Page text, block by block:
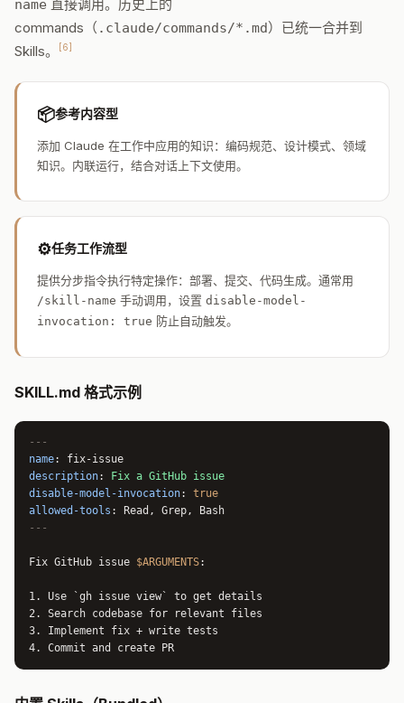
name 直接调用。历史上的
commands（ .claude/commands/*.md）已统一合并到
Skills。
[6]
📦参考内容型
添加 Claude 在工作中应用的知识：编码规范、设计模式、领域
知识。内联运行，结合对话上下文使用。
⚙任务工作流型
提供分步指令执行特定操作：部署、提交、代码生成。通常用
/skill-name 手动调用，设置 disable-model-
invocation: true 防止自动触发。
SKILL.md 格式示例
---
name: fix-issue
description: Fix a GitHub issue
disable-model-invocation: true
allowed-tools : Read, Grep, Bash
---
Fix GitHub issue $ARGUMENTS:
1. Use `gh issue view` to get details
2. Search codebase for relevant files
3. Implement fix + write tests
4. Commit and create PR